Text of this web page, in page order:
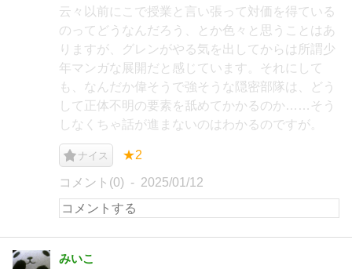
云々以前にこで授業と言い張って対価を得ている
のってどうなんだろう、とか色々と思うことはあ
りますが、グレンがやる気を出してからは所謂少
年マンガな展開だと感じています。それにして
も、なんだか偉そうで強そうな隠密部隊は、どう
して正体不明の要素を舐めてかかるのか……そう
しなくちゃ話が進まないのはわかるのですが。
ナイス ★2
コメント(0) 2025/01/12
みいこ